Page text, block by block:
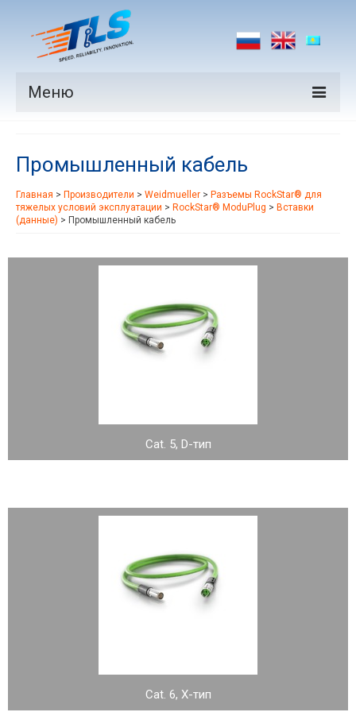
Меню
Производители
Рынки
Промышленный кабель
Главная > Производители > Weidmueller > Разъемы RockStar® для
тяжелых условий эксплуатации > RockStar® ModuPlug > Вставки
(данные) > Промышленный кабель
Cat. 5, D-тип
Cat. 6, X-тип